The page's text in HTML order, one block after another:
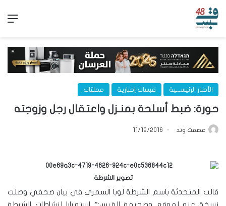
الأخبار الرئيســـية قبسات إخبارية محليّات
حورة: ضبط أسلحة بمنـزل واعتقال رجل وزوجته
عصمت وتد 11/12/2016
تصوير الشرطة
قالت المتحدثة باسم الشرطة لوبا السمري في بيان صحفي وصلت
نسخة عنه لموقع وصحيفة القبس:” استمرارا لنشاطات الشرطة